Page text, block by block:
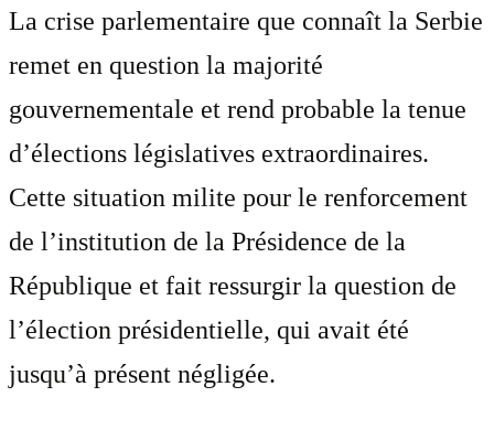
La crise parlementaire que connaît la Serbie
remet en question la majorité
gouvernementale et rend probable la tenue
d’élections législatives extraordinaires.
Cette situation milite pour le renforcement
de l’institution de la Présidence de la
République et fait ressurgir la question de
l’élection présidentielle, qui avait été
jusqu’à présent négligée.